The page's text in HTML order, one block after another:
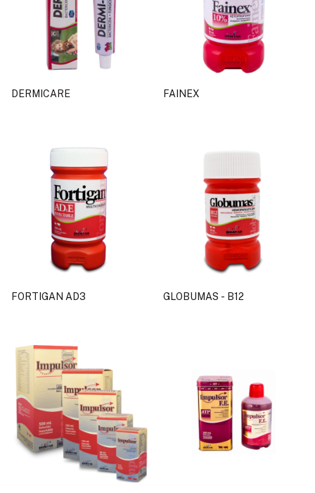
DERMICARE FAINEX
FORTIGAN AD3 GLOBUMAS - B12